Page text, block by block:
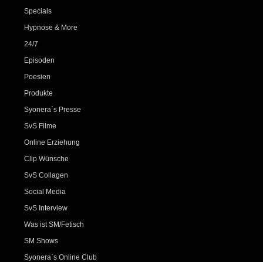
Specials
Hypnose & More
24/7
Episoden
Poesien
Produkte
Syonera`s Presse
SvS Filme
Online Erziehung
Clip Wünsche
SvS Collagen
Social Media
SvS Interview
Was ist SM/Fetisch
SM Shows
Syonera`s Online Club